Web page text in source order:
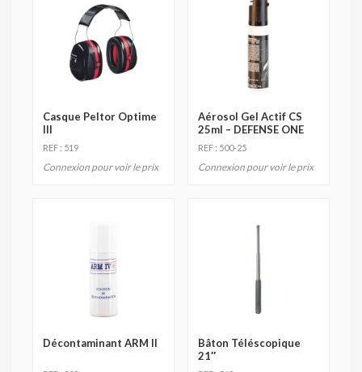
Casque Peltor Optime
III
REF : 519
Connexion pour voir le prix
Aérosol Gel Actif CS
25ml – DEFENSE ONE
REF : 500-25
Connexion pour voir le prix
Décontaminant ARM II
Bâton Téléscopique
21″